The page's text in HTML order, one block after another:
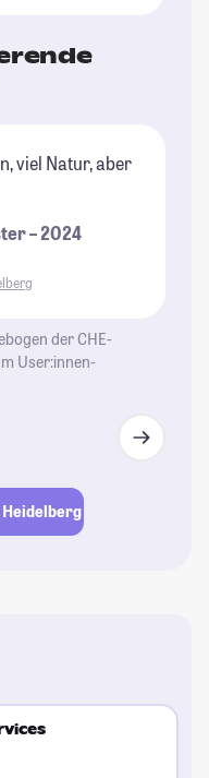
viel Natur, aber
– 2024
der CHE-
User:innen-